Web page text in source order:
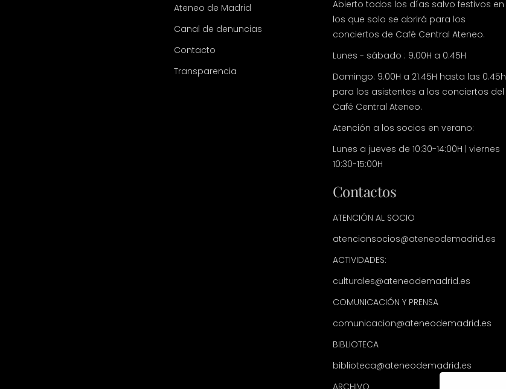
Ateneo de Madrid
Canal de denuncias
Contacto
Transparencia
Abierto todos los días salvo festivos en
los que solo se abrirá para los
conciertos de Café Central Ateneo.
Lunes - sábado : 9.00H a 0.45H
Domingo: 9.00H a 21.45H hasta las 0.45h
para los asistentes a los conciertos del
Café Central Ateneo.
Atención a los socios en verano:
Lunes a jueves de 10:30-14:00H | viernes
10:30-15:00H
Contactos
ATENCIÓN AL SOCIO
atencionsocios@ateneodemadrid.es
ACTIVIDADES:
culturales@ateneodemadrid.es
COMUNICACIÓN Y PRENSA
comunicacion@ateneodemadrid.es
BIBLIOTECA
biblioteca@ateneodemadrid.es